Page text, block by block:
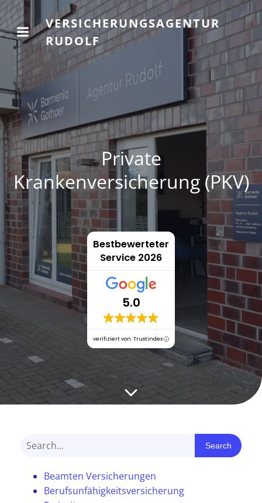
VERSICHERUNGSAGENTUR
RUDOLF
Private
Krankenversicherung (PKV)
Bestbewerteter
Service 2026
5.0
verifiziert von: Trustindex
Search
Beamten Versicherungen
Berufsunfähigkeitsversicherung